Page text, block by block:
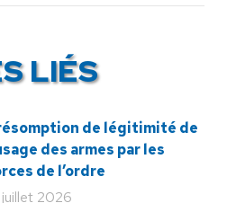
LIÉS
de légitimité de
des armes par les
de l’ordre
juillet 2026